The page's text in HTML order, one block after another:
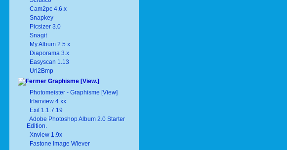
Cam2pc 4.6.x
Snapkey
Picsizer 3.0
Snagit
My Album 2.5.x
Diaporama 3.x
Easyscan 1.13
Url2Bmp
Graphisme [View.]
Photomeister - Graphisme [View]
Irfanview 4.xx
Exif 1.1.7.19
Adobe Photoshop Album 2.0 Starter
Edition.
Xnview 1.9x
Fastone Image Wiever